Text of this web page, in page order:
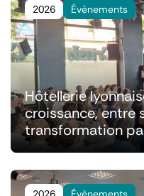
2026 Évènements
Hôtellerie
croissance, entre
transformation